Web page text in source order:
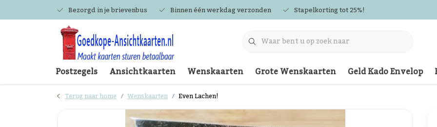
Bezorgd in je brievenbus Binnen één werkdag verzonden Stapelkorting tot 25%!
Postzegels Ansichtkaarten Wenskaarten Grote Wenskaarten Geld Kado Envelop
Terug naar home Wenskaarten Even Lachen!